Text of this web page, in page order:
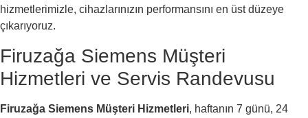
hizmetlerimizle, cihazlarınızın performansını en üst düzeye
çıkarıyoruz.
Firuzağa Siemens Müşteri
Hizmetleri ve Servis Randevusu
Firuzağa Siemens Müşteri Hizmetleri, haftanın 7 günü, 24